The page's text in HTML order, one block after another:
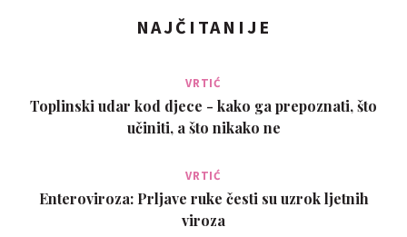
NAJČITANIJE
VRTIĆ
Toplinski udar kod djece - kako ga prepoznati, što
učiniti, a što nikako ne
VRTIĆ
Enteroviroza: Prljave ruke česti su uzrok ljetnih
viroza